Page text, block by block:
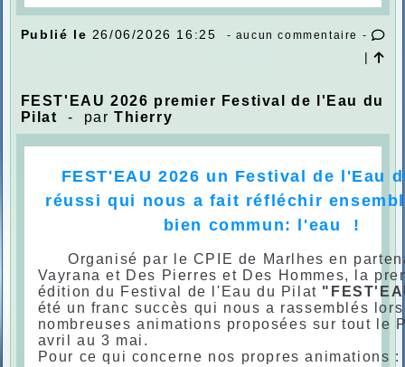
Publié le 26/06/2026 16:25 - aucun commentaire -
|
FEST'EAU 2026 premier Festival de l'Eau du
Pilat
- par Thierry
FEST'EAU 2026 un Festival de l'Eau
réussi qui nous a fait réfléchir
bien commun: l'eau !
Organisé par le CPIE de Marlhes en
Vayrana et Des Pierres et Des Hommes, la
édition du Festival de l'Eau du Pilat
été un franc succès qui nous a rassemblés
nombreuses animations proposées sur tout le
avril au 3 mai.
Pour ce qui concerne nos propres animations :